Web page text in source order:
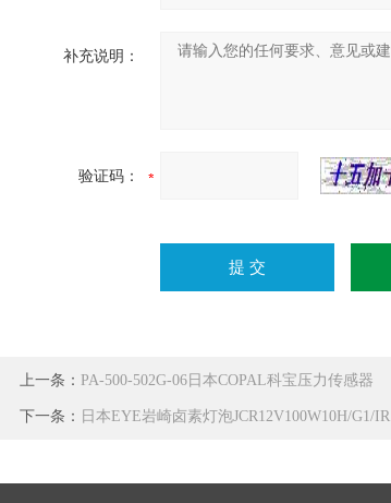
补充说明：
验证码：
上一条： PA-500-502G-06日本COPAL科宝压力传感器
下一条： 日本EYE岩崎卤素灯泡JCR12V100W10H/G1/IR